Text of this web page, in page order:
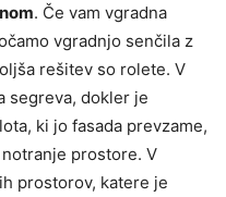
. Če vam vgradna
vgradnjo senčila z
rešitev so rolete. V
segreva, dokler je
ki jo fasada prevzame,
prostore. V
prostorov, katere je